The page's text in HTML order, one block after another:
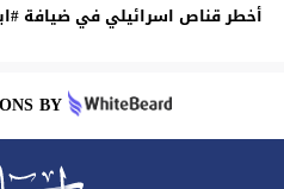
أخطر قناص اسرائيلي في ضيافة ‎#ابوظبي
BY